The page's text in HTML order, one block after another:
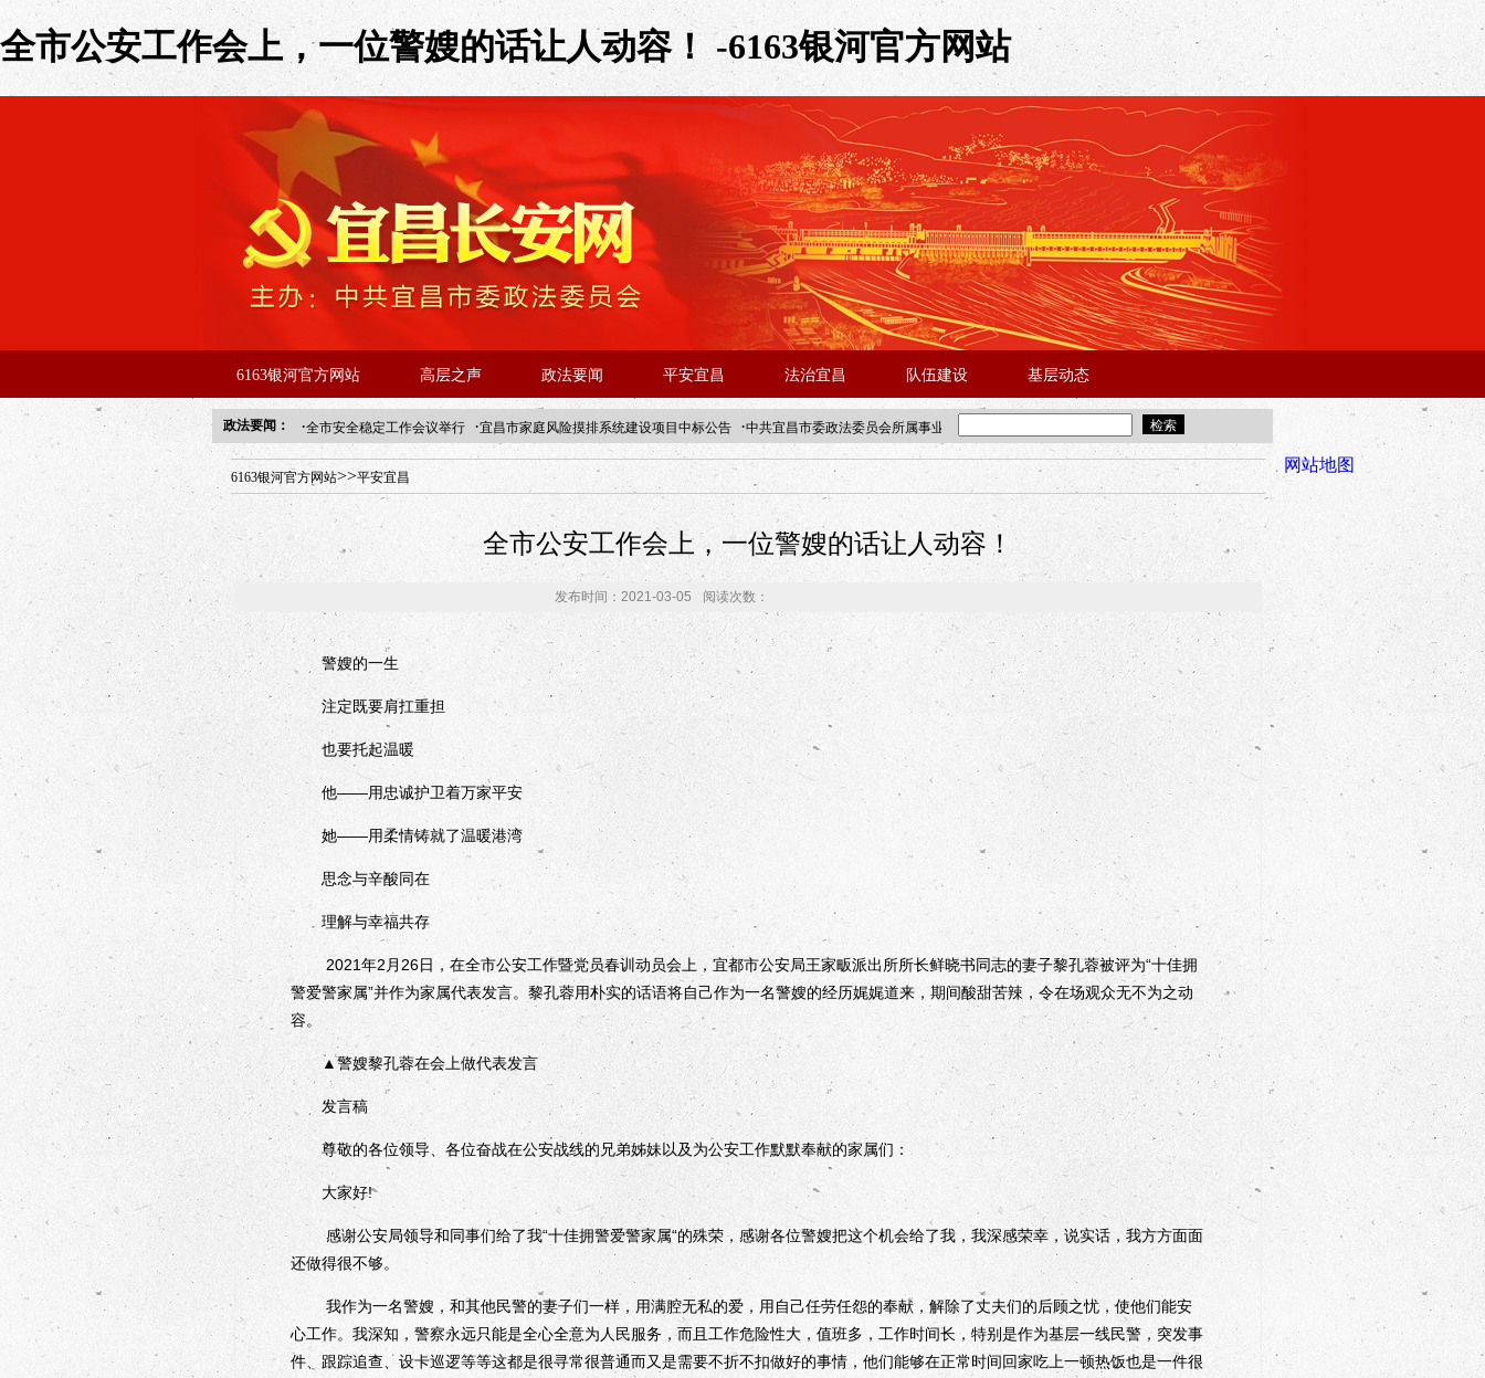
全市公安工作会上，一位警嫂的话让人动容！ -6163银河官方网站
6163银河官方网站 高层之声 政法要闻 平安宜昌 法治宜昌 队伍建设 基层动态
政法要闻： ·全市安全稳定工作会议举行 ·宜昌市家庭风险摸排系统建设项目中标公告 ·中共宜昌市委政法委员会所属事业单位2025年“招才兴业”事业单位人才引进·北京站面试成绩公告
年“招才兴业”事业单位人才引进·北京站人民大学入校工作提醒
全市安全
6163银河官方网站>>平安宜昌
全市公安工作会上，一位警嫂的话让人动容！
发布时间：2021-03-05 阅读次数：
警嫂的一生
注定既要肩扛重担
也要托起温暖
他——用忠诚护卫着万家平安
她——用柔情铸就了温暖港湾
思念与辛酸同在
理解与幸福共存
2021年2月26日，在全市公安工作暨党员春训动员会上，宜都市公安局王家畈派出所所长鲜晓书同志的妻子黎孔蓉被评为“十佳拥
警爱警家属”并作为家属代表发言。黎孔蓉用朴实的话语将自己作为一名警嫂的经历娓娓道来，期间酸甜苦辣，令在场观众无不为之动
容。
▲警嫂黎孔蓉在会上做代表发言
发言稿
尊敬的各位领导、各位奋战在公安战线的兄弟姊妹以及为公安工作默默奉献的家属们：
大家好!
感谢公安局领导和同事们给了我“十佳拥警爱警家属“的殊荣，感谢各位警嫂把这个机会给了我，我深感荣幸，说实话，我方方面面
还做得很不够。
我作为一名警嫂，和其他民警的妻子们一样，用满腔无私的爱，用自己任劳任怨的奉献，解除了丈夫们的后顾之忧，使他们能安
心工作。我深知，警察永远只能是全心全意为人民服务，而且工作危险性大，值班多，工作时间长，特别是作为基层一线民警，突发事
件、跟踪追查、设卡巡逻等等这都是很寻常很普通而又是需要不折不扣做好的事情，他们能够在正常时间回家吃上一顿热饭也是一件很
网站地图